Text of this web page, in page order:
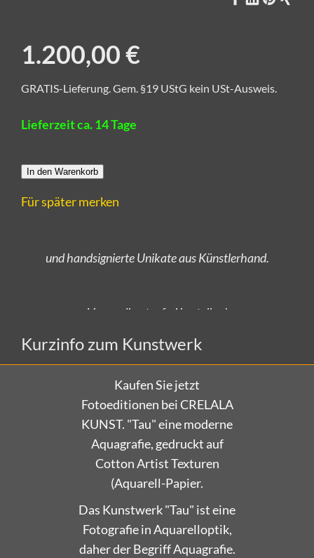
1.200,00 €
GRATIS-Lieferung. Gem. §19 UStG kein USt-Ausweis.
Lieferzeit ca. 14 Tage
In den Warenkorb
Für später merken
Alle Kunstwerke von CRELALA Kunst sind zertifizierte
Kurzinfo zum Kunstwerk
Kaufen Sie jetzt
Fotoeditionen bei CRELALA
KUNST. "Tau" eine moderne
Aquagrafie, gedruckt auf
Cotton Artist Texturen
(Aquarell-Papier.
Das Kunstwerk "Tau" ist eine
Fotografie in Aquarelloptik,
daher der Begriff Aquagrafie.